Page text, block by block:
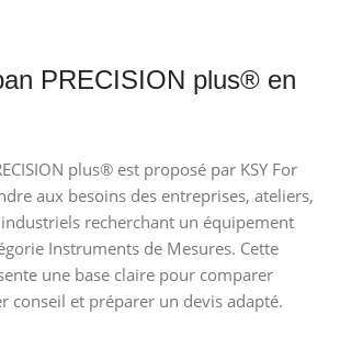
PRECISION plus® en
plus® est proposé par KSY For
aux besoins des entreprises, ateliers,
recherchant un équipement
Instruments de Mesures. Cette
une base claire pour comparer
conseil et préparer un devis adapté.